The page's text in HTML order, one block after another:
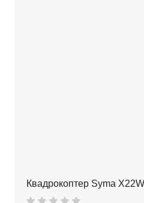
Квадрокоптер Syma X22W